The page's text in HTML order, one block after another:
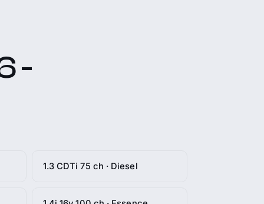
-
1.3 CDTi 75 ch · Diesel